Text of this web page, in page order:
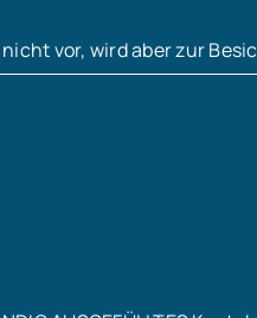
vor, wird aber zur